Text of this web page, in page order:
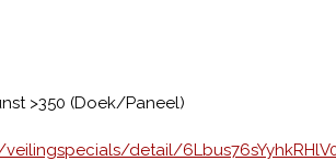
>350 (Doek/Paneel)
detail/